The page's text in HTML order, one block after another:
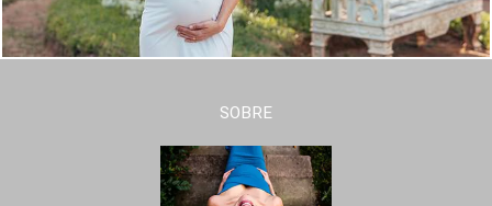
SOBRE